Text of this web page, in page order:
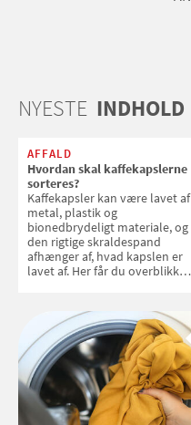
NYESTE INDHOLD
AFFALD
Hvordan skal kaffekapslerne
sorteres?
Kaffekapsler kan være lavet af
metal, plastik og
bionedbrydeligt materiale, og
den rigtige skraldespand
afhænger af, hvad kapslen er
lavet af. Her får du overblikket